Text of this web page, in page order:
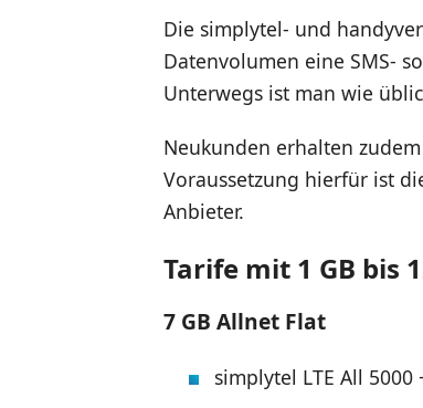
Die simplytel- und
Datenvolumen eine SMS-
Unterwegs ist man wie
Neukunden erhalten
Voraussetzung hierfür ist
Anbieter.
Tarife mit 1 GB bis
7 GB Allnet Flat
simplytel LTE All 5000